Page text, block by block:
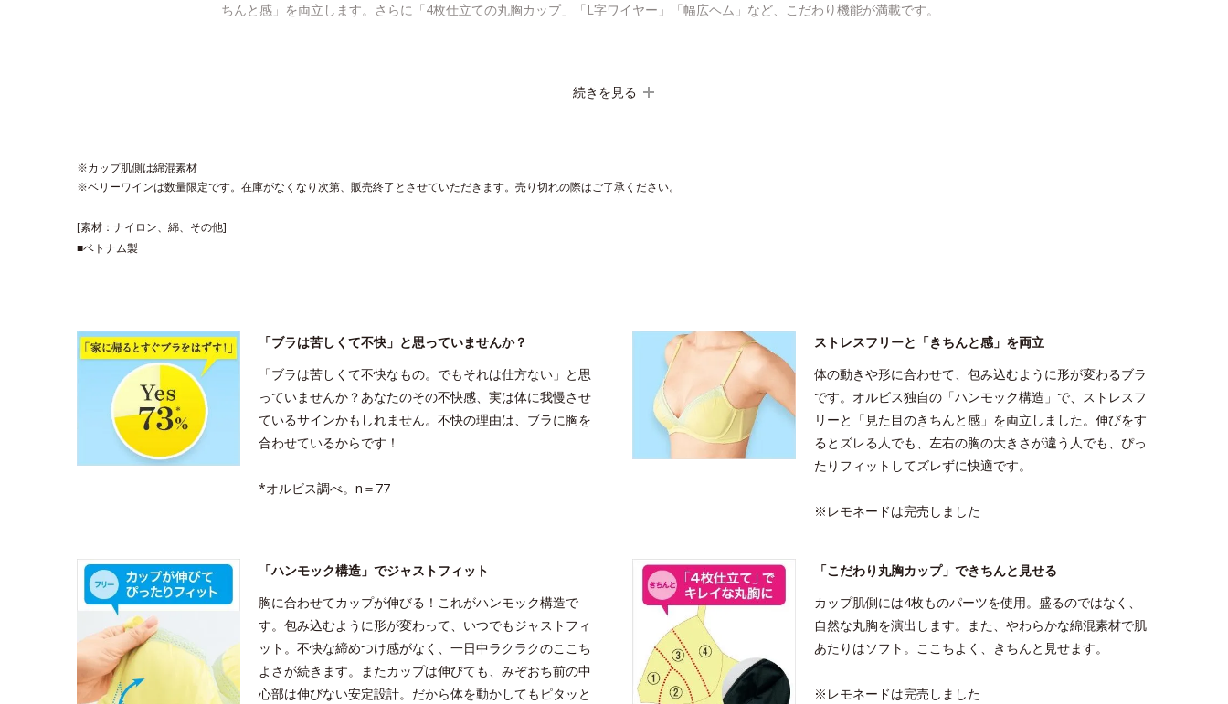
ちんと感」を両立します。さらに「4枚仕立ての丸胸カップ」「L字ワイヤー」「幅広ヘム」など、こだわり機能が満載です。
続きを見る
※カップ肌側は綿混素材
※ベリーワインは数量限定です。在庫がなくなり次第、販売終了とさせていただきます。売り切れの際はご了承ください。
[素材：ナイロン、綿、その他]
■ベトナム製
「ブラは苦しくて不快」と思っていませんか？
「ブラは苦しくて不快なもの。でもそれは仕方ない」と思
っていませんか？あなたのその不快感、実は体に我慢させ
ているサインかもしれません。不快の理由は、ブラに胸を
合わせているからです！
*オルビス調べ。n＝77
ストレスフリーと「きちんと感」を両立
体の動きや形に合わせて、包み込むように形が変わるブラ
です。オルビス独自の「ハンモック構造」で、ストレスフ
リーと「見た目のきちんと感」を両立しました。伸びをす
るとズレる人でも、左右の胸の大きさが違う人でも、ぴっ
たりフィットしてズレずに快適です。
※レモネードは完売しました
「ハンモック構造」でジャストフィット
胸に合わせてカップが伸びる！これがハンモック構造で
す。包み込むように形が変わって、いつでもジャストフィ
ット。不快な締めつけ感がなく、一日中ラクラクのここち
よさが続きます。またカップは伸びても、みぞおち前の中
心部は伸びない安定設計。だから体を動かしてもピタッと
「こだわり丸胸カップ」できちんと見せる
カップ肌側には4枚ものパーツを使用。盛るのではなく、
自然な丸胸を演出します。また、やわらかな綿混素材で肌
あたりはソフト。ここちよく、きちんと見せます。
※レモネードは完売しました